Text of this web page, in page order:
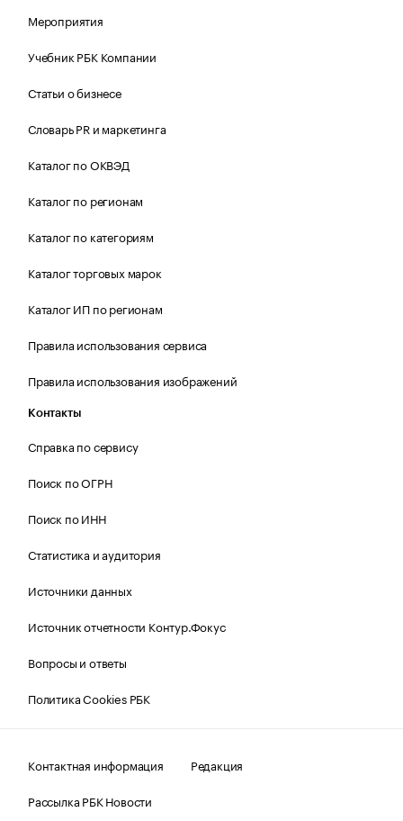
Мероприятия
Учебник РБК Компании
Статьи о бизнесе
Словарь PR и маркетинга
Каталог по ОКВЭД
Каталог по регионам
Каталог по категориям
Каталог торговых марок
Каталог ИП по регионам
Правила использования сервиса
Правила использования изображений
Контакты
Справка по сервису
Поиск по ОГРН
Поиск по ИНН
Статистика и аудитория
Источники данных
Источник отчетности Контур.Фокус
Вопросы и ответы
Политика Cookies РБК
Контактная информация
Редакция
Рассылка РБК Новости